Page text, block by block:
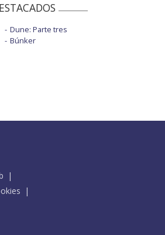
Dune: Parte tres
Búnker